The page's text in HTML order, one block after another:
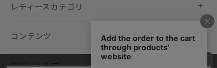
レディースカテゴリ
コンテンツ
規約・ヘルプ